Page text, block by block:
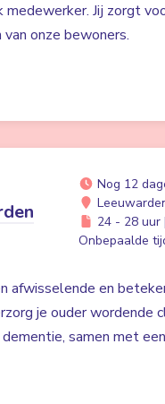
Jij zorgt
onze bewoners.
Nog 12
24 - 28 uur
Onbepaalde
afwisselende en
je ouder wordende
samen met